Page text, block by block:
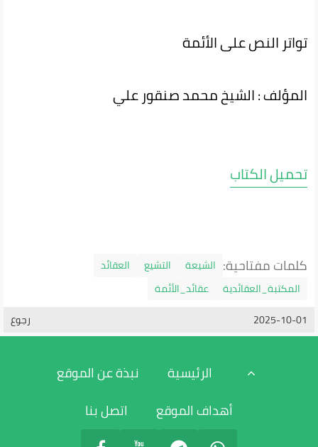
تواتر النص على الأئمة
المؤلف : الشيخ محمد صنقور علي
تحميل الكتاب
كلمات مفتاحية: الشيعة التشيع
العقائد
المكتبة_العقائدية
عقائد_الأئمة
رجوع
2025-10-01
الرئيسية
نبذة عن الموقع
أهداف الموقع
اتصل بنا